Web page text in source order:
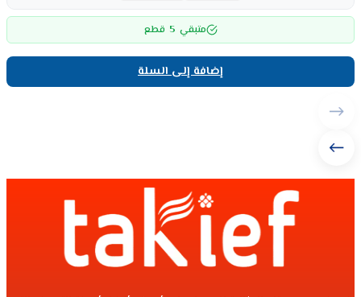
متبقي 5 قطع
إضافة إلى السلة